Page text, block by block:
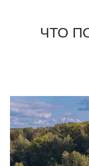
ЧТО